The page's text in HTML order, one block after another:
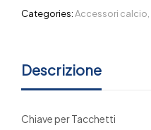
Categories:Accessori calcio
Descrizione
Chiave per Tacchetti